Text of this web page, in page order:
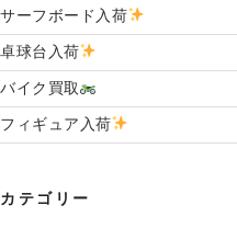
”
の
サーフボード入荷
卓球台入荷
バイク買取
フィギュア入荷
カテゴリー